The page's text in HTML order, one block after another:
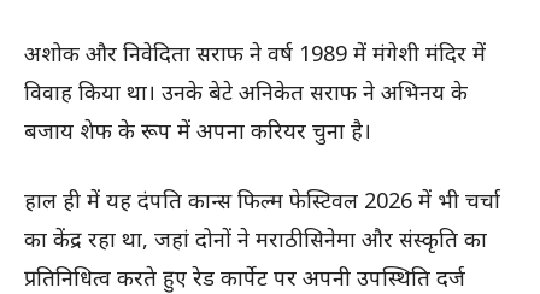
अशोक और निवेदिता सराफ ने वर्ष 1989 में मंगेशी मंदिर में
विवाह किया था। उनके बेटे अनिकेत सराफ ने अभिनय के
बजाय शेफ के रूप में अपना करियर चुना है।
हाल ही में यह दंपति कान्स फिल्म फेस्टिवल 2026 में भी चर्चा
का केंद्र रहा था, जहां दोनों ने मराठी सिनेमा और संस्कृति का
प्रतिनिधित्व करते हुए रेड कार्पेट पर अपनी उपस्थिति दर्ज